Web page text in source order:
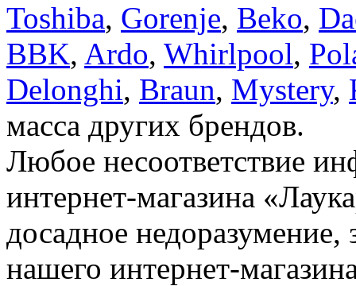
Toshiba, Gorenje, Beko,
BBK, Ardo, Whirlpool,
Delonghi, Braun, Mystery,
масса других брендов.
Любое несоответствие
интернет-магазина
досадное недоразумение,
нашего интернет-